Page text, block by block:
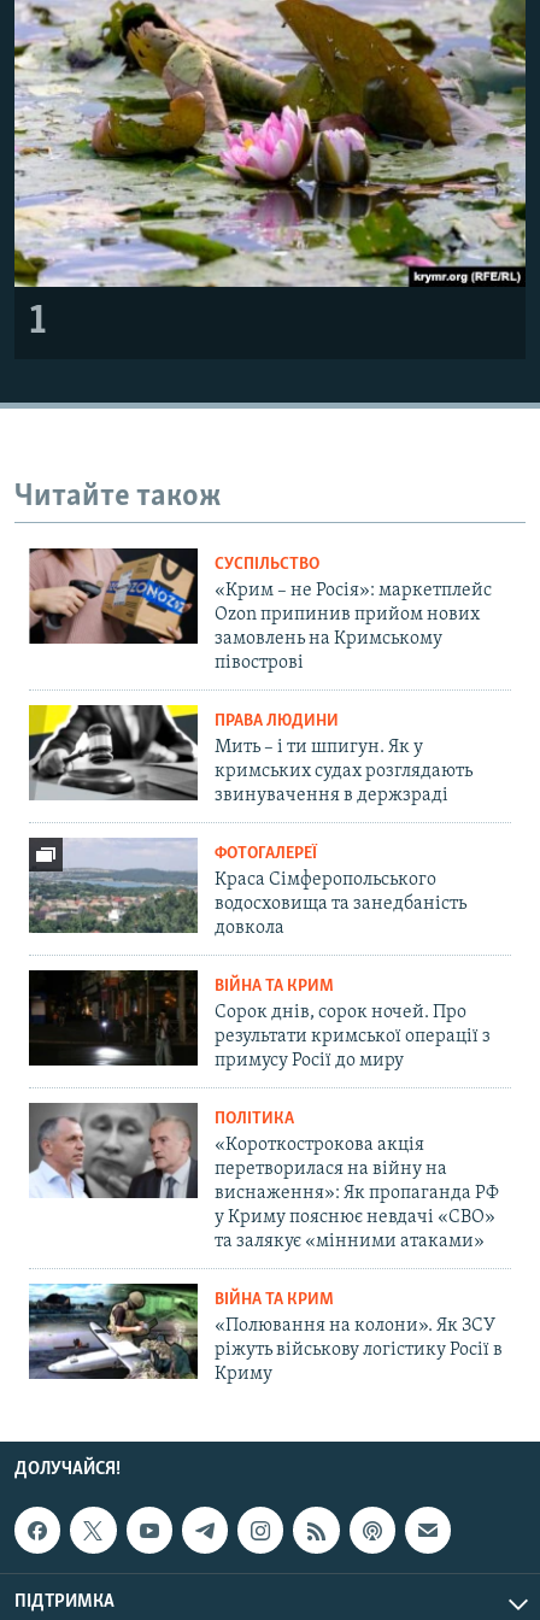
ВІДЕОУРОКИ «ELIFBE»
СВІДЧЕННЯ ОКУПАЦІЇ
УКРАЇНСЬКА ПРОБЛЕМА КРИМУ
ІНФОГРАФІКА
Русский
Qırımtatar
ДОЛУЧАЙСЯ!
Усі сайти RFE/RL
1
Читайте також
СУСПІЛЬСТВО
«Крим – не Росія»: маркетплейс
Ozon припинив прийом нових
замовлень на Кримському
півострові
ПРАВА ЛЮДИНИ
Мить – і ти шпигун. Як у
кримських судах розглядають
звинувачення в держзраді
ФОТОГАЛЕРЕЇ
Краса Сімферопольського
водосховища та занедбаність
довкола
ВІЙНА ТА КРИМ
Сорок днів, сорок ночей. Про
результати кримської операції з
примусу Росії до миру
ПОЛІТИКА
«Короткострокова акція
перетворилася на війну на
виснаження»: Як пропаганда РФ
у Криму пояснює невдачі «СВО»
та залякує «мінними атаками»
ВІЙНА ТА КРИМ
«Полювання на колони». Як ЗСУ
ріжуть військову логістику Росії в
Криму
ДОЛУЧАЙСЯ!
ПІДТРИМКА